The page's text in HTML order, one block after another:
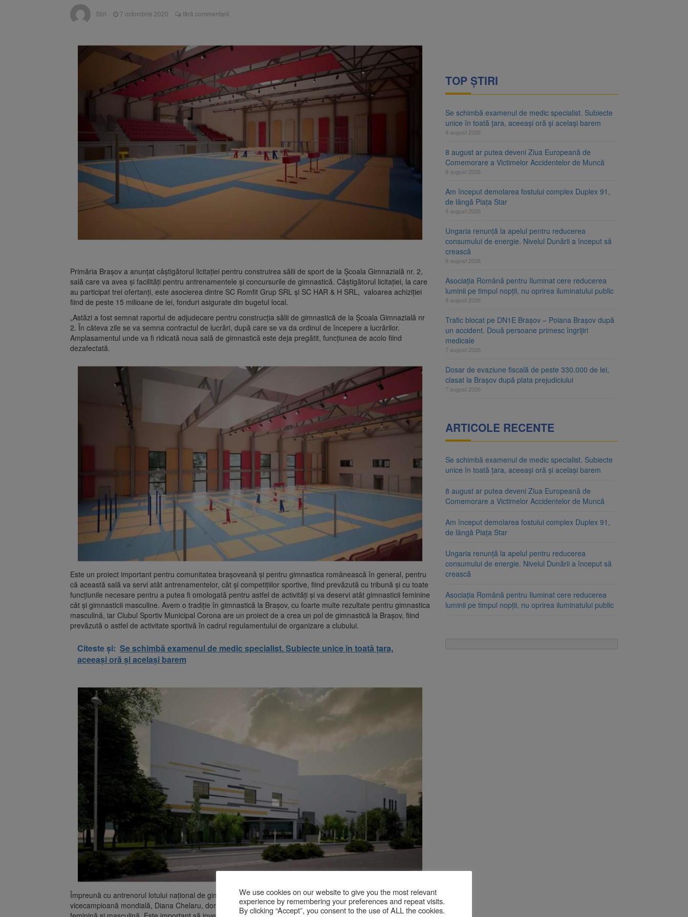
medicale
Stiri 7 octombrie 2020 fără commentarii
Primăria Brașov a anunțat câștigătorul licitației pentru construirea sălii de sport de la Școala Gimnazială nr. 2,
sală care va avea și facilități pentru antrenamentele și concursurile de gimnastică. Câștigătorul licitației, la care
au participat trei ofertanți, este asocierea dintre SC Romfit Grup SRL și SC HAR & H SRL, valoarea achiziției
fiind de peste 15 milioane de lei, fonduri asigurate din bugetul local.
„Astăzi a fost semnat raportul de adjudecare pentru construcția sălii de gimnastică de la Școala Gimnazială nr
2. În câteva zile se va semna contractul de lucrări, după care se va da ordinul de începere a lucrărilor.
Amplasamentul unde va fi ridicată noua sală de gimnastică este deja pregătit, funcțiunea de acolo fiind
dezafectată.
Este un proiect important pentru comunitatea brașoveană și pentru gimnastica românească în general, pentru
că această sală va servi atât antrenamentelor, cât și competițiilor sportive, fiind prevăzută cu tribună și cu toate
funcțiunile necesare pentru a putea fi omologată pentru astfel de activități și va deservi atât gimnasticii feminine
cât și gimnasticii masculine. Avem o tradiție în gimnastică la Brașov, cu foarte multe rezultate pentru gimnastica
masculină, iar Clubul Sportiv Municipal Corona are un proiect de a crea un pol de gimnastică la Brașov, fiind
prevăzută o astfel de activitate sportivă în cadrul regulamentului de organizare a clubului.
Citeste și: Se schimbă examenul de medic specialist. Subiecte unice în toată țara,
aceeași oră și același barem
Împreună cu antrenorul lotului național de gimnastică masculină juniori, Ermil Popescu, și cu fosta
vicecampioană mondială, Diana Chelaru, dorim să creionăm partea de activitate sportivă pe gimnastică
TOP ȘTIRI
Se schimbă examenul de medic specialist. Subiecte
unice în toată țara, aceeași oră și același barem
8 august 2026
8 august ar putea deveni Ziua Europeană de
Comemorare a Victimelor Accidentelor de Muncă
8 august 2026
Am început demolarea fostului complex Duplex 91,
de lângă Piața Star
8 august 2026
Ungaria renunță la apelul pentru reducerea
consumului de energie. Nivelul Dunării a început să
crească
8 august 2026
Asociația Română pentru Iluminat cere reducerea
luminii pe timpul nopții, nu oprirea iluminatului public
8 august 2026
Trafic blocat pe DN1E Brașov – Poiana Brașov după
un accident. Două persoane primesc îngrijiri
medicale
7 august 2026
Dosar de evaziune fiscală de peste 330.000 de lei,
clasat la Brașov după plata prejudiciului
7 august 2026
ARTICOLE RECENTE
Se schimbă examenul de medic specialist. Subiecte
unice în toată țara, aceeași oră și același barem
8 august ar putea deveni Ziua Europeană de
Comemorare a Victimelor Accidentelor de Muncă
Am început demolarea fostului complex Duplex 91,
de lângă Piața Star
Ungaria renunță la apelul pentru reducerea
consumului de energie. Nivelul Dunării a început să
crească
Asociația Română pentru Iluminat cere reducerea
luminii pe timpul nopții, nu oprirea iluminatului public
We use cookies on our website to give you the most relevant
experience by remembering your preferences and repeat visits.
By clicking “Accept”, you consent to the use of ALL the cookies.